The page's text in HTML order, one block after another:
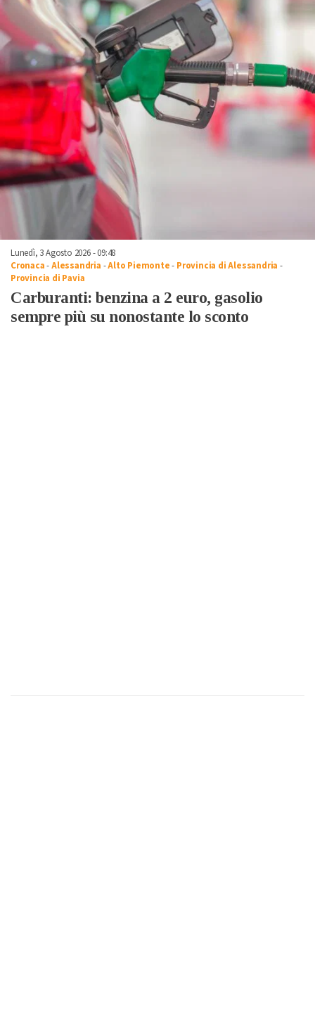
Lunedì, 3 Agosto 2026 - 09:48
Cronaca-Alessandria -Alto Piemonte- Provincia di Alessandria -
Provincia di Pavia
Carburanti: benzina a 2 euro, gasolio
sempre più su nonostante lo sconto